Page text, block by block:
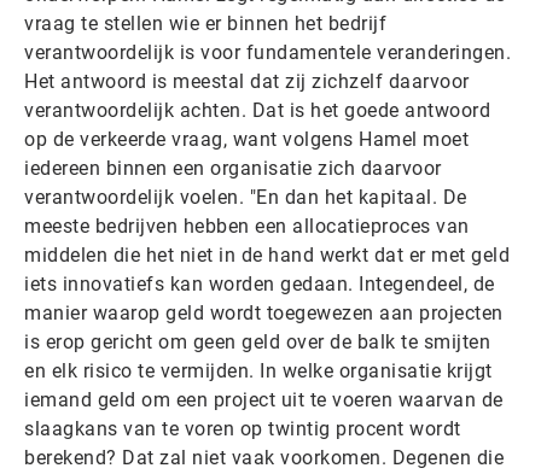
vraag te stellen wie er binnen het bedrijf
verantwoordelijk is voor fundamentele veranderingen.
Het antwoord is meestal dat zij zichzelf daarvoor
verantwoordelijk achten. Dat is het goede antwoord
op de verkeerde vraag, want volgens Hamel moet
iedereen binnen een organisatie zich daarvoor
verantwoordelijk voelen. "En dan het kapitaal. De
meeste bedrijven hebben een allocatieproces van
middelen die het niet in de hand werkt dat er met geld
iets innovatiefs kan worden gedaan. Integendeel, de
manier waarop geld wordt toegewezen aan projecten
is erop gericht om geen geld over de balk te smijten
en elk risico te vermijden. In welke organisatie krijgt
iemand geld om een project uit te voeren waarvan de
slaagkans van te voren op twintig procent wordt
berekend? Dat zal niet vaak voorkomen. Degenen die